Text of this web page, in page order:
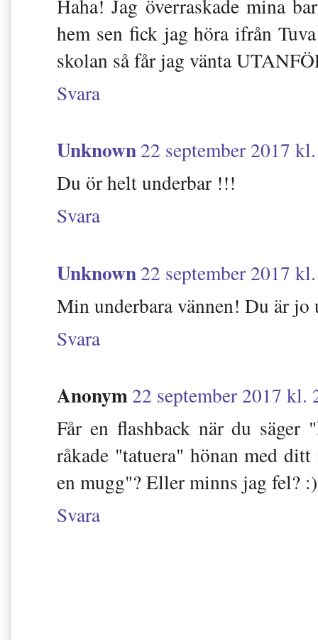
Haha! Jag överraskade mina
hem sen fick jag höra ifrån
skolan så får jag vänta
Svara
Unknown22 september 2017
Du ör helt underbar !!!
Svara
Unknown22 september 2017
Min underbara vännen! Du är
Svara
Anonym22 september 2017 kl.
Får en flashback när du
råkade "tatuera" hönan med
en mugg"? Eller minns jag fel? :)
Svara